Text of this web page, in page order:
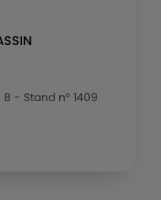
B - Stand n° 1409